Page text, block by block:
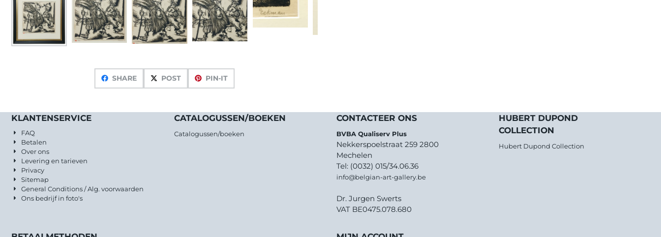
SHARE POST PIN-IT
KLANTENSERVICE
FAQ
Betalen
Over ons
Levering en tarieven
Privacy
Sitemap
General Conditions / Alg. voorwaarden
Ons bedrijf in foto's
CATALOGUSSEN/BOEKEN
Catalogussen/boeken
CONTACTEER ONS
BVBA Qualiserv Plus
Nekkerspoelstraat 259 2800
Mechelen
Tel: (0032) 015/34.06.36
info@belgian-art-gallery.be
Dr. Jurgen Swerts
VAT BE0475.078.680
HUBERT DUPOND
COLLECTION
Hubert Dupond Collection